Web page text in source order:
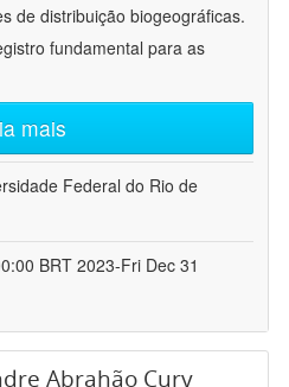
de distribuição biogeográficas.
fundamental para as
mais
Federal do Rio de
BRT 2023-Fri Dec 31
Abrahão Cury